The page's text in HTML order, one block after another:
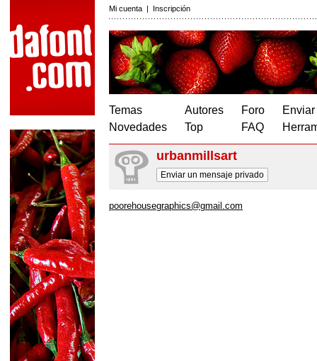
Mi cuenta | Inscripción
Temas
Novedades
Autores
Top
Foro
FAQ
urbanmillsart
Enviar un mensaje privado
poorehousegraphics@gmail.com